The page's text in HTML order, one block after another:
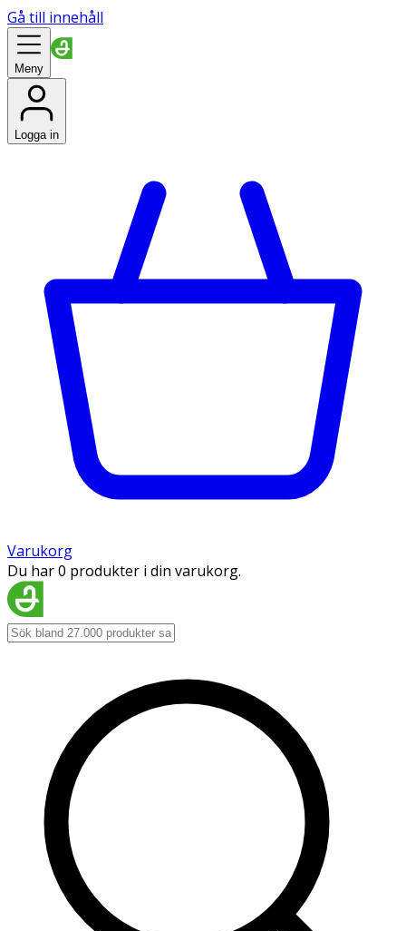
Gå till innehåll
Meny
Logga in
Varukorg
Du har 0 produkter i din varukorg.